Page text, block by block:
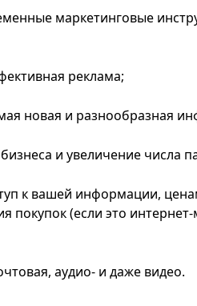
маркетинговые
реклама;
новая и разнообразная
и увеличение числа
к вашей информации,
покупок (если это
аудио- и даже видео.